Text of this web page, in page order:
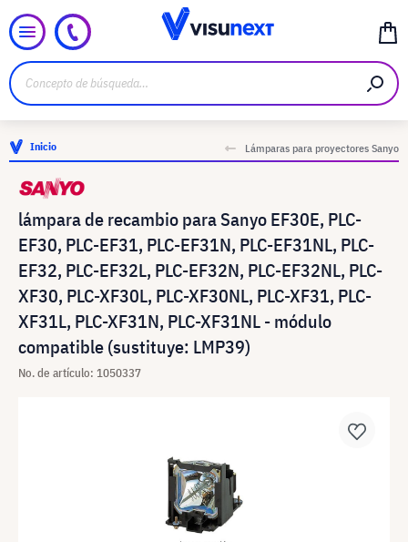
Inicio Lámparas para proyectores Sanyo
lámpara de recambio para Sanyo EF30E, PLC-
EF30, PLC-EF31, PLC-EF31N, PLC-EF31NL, PLC-
EF32, PLC-EF32L, PLC-EF32N, PLC-EF32NL, PLC-
XF30, PLC-XF30L, PLC-XF30NL, PLC-XF31, PLC-
XF31L, PLC-XF31N, PLC-XF31NL - módulo
compatible (sustituye: LMP39)
No. de artículo: 1050337